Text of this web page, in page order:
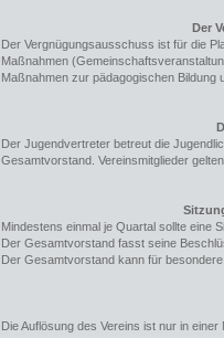
Der
Der Vergnügungsausschuss ist für die
Maßnahmen
Maßnahmen zur pädagogischen Bildung
Der Jugendvertreter betreut die
Gesamtvorstand. Vereinsmitglieder
Mindestens einmal je Quartal sollte eine
Der Gesamtvorstand fasst seine
Der Gesamtvorstand kann für
Die Auflösung des Vereins ist nur in